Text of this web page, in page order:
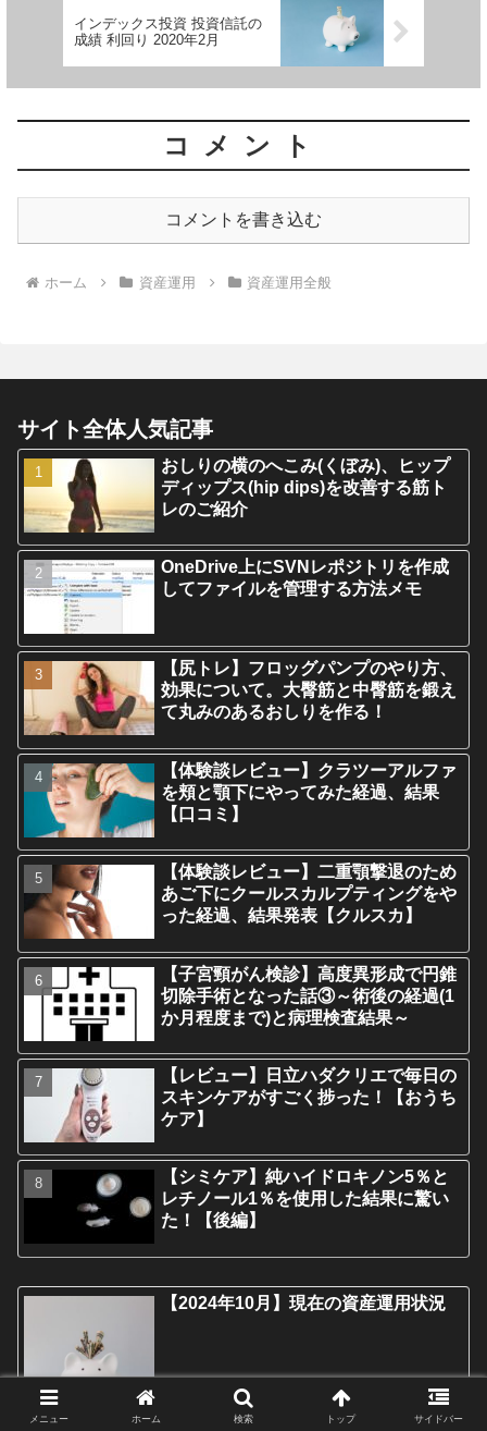
インデックス投資 投資信託の
成績 利回り 2020年2月
コメント
コメントを書き込む
ホーム 資産運用 資産運用全般
サイト全体人気記事
おしりの横のへこみ(くぼみ)、ヒップ
ディップス(hip dips)を改善する筋ト
レのご紹介
OneDrive上にSVNレポジトリを作成
してファイルを管理する方法メモ
【尻トレ】フロッグパンプのやり方、
効果について。大臀筋と中臀筋を鍛え
て丸みのあるおしりを作る！
【体験談レビュー】クラツーアルファ
を頬と顎下にやってみた経過、結果
【口コミ】
【体験談レビュー】二重顎撃退のため
あご下にクールスカルプティングをや
った経過、結果発表【クルスカ】
【子宮頸がん検診】高度異形成で円錐
切除手術となった話③～術後の経過(1
か月程度まで)と病理検査結果～
【レビュー】日立ハダクリエで毎日の
スキンケアがすごく捗った！【おうち
ケア】
【シミケア】純ハイドロキノン5％と
レチノール1％を使用した結果に驚い
た！【後編】
【2024年10月】現在の資産運用状況
【2024年6月】現在の資産運用状況
メニュー ホーム 検索 トップ サイドバー